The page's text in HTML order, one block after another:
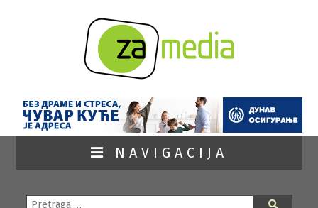
NAVIGACIJA
Pretraga: